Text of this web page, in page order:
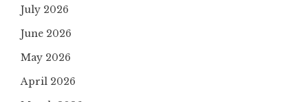
July 2026
June 2026
May 2026
April 2026